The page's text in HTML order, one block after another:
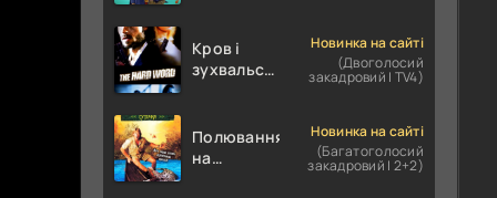
Кров і
зухвальство
Новинка на сайті
(Двоголосий
закадровий | TV4)
Полювання
на
Новинка на сайті
(Багатоголосий
закадровий | 2+2)